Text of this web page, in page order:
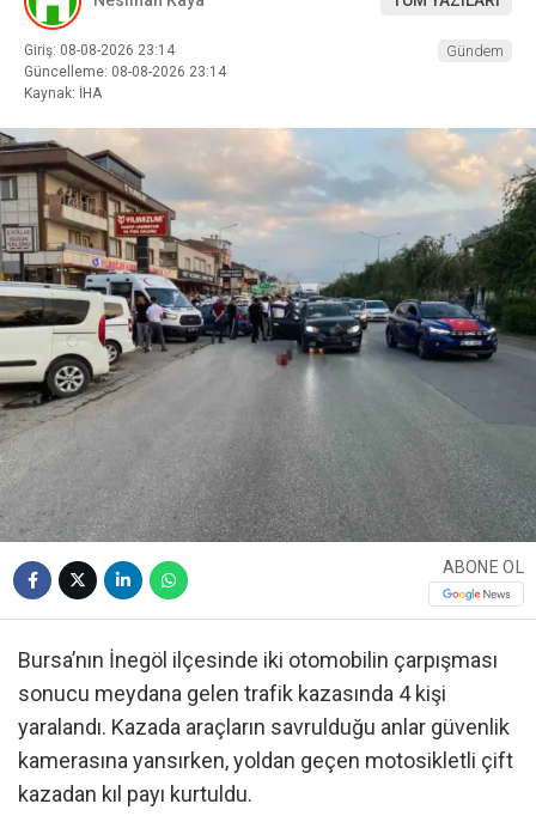
Giriş: 08-08-2026 23:14
Güncelleme: 08-08-2026 23:14
Kaynak: İHA
Gündem
ABONE OL
Bursa’nın İnegöl ilçesinde iki otomobilin çarpışması
sonucu meydana gelen trafik kazasında 4 kişi
yaralandı. Kazada araçların savrulduğu anlar güvenlik
kamerasına yansırken, yoldan geçen motosikletli çift
kazadan kıl payı kurtuldu.